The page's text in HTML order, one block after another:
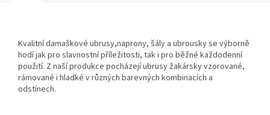
Kvalitní damaškové ubrusy,naprony, šály a ubrousky se výborně
hodí jak pro slavnostní příležitosti, tak i pro běžné každodenní
použití. Z naší produkce pocházejí ubrusy žakársky vzorované,
rámované i hladké v různých barevných kombinacích a
odstínech.